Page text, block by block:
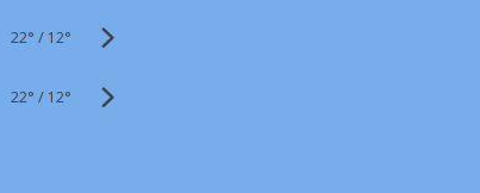
22° / 12°
22° / 12°